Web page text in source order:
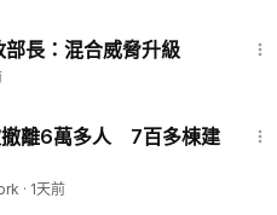
長：混合威脅升級
離6萬多人 7百多棟建
· 1天前